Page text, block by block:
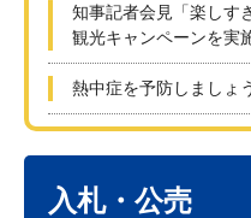
知事記者会見「楽しす
観光キャンペーンを実
熱中症を予防しましょ
入札・公売